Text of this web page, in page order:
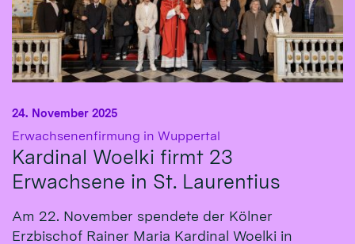
Erwachsenenfirmung in Wuppertal
Kardinal Woelki firmt 23
Erwachsene in St. Laurentius
24. November 2025
Am 22. November spendete der Kölner
Erzbischof Rainer Maria Kardinal Woelki in